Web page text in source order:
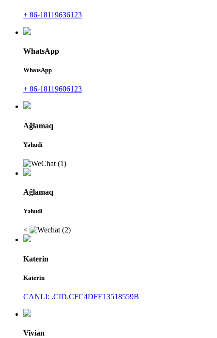
+ 86-18119636123
WhatsApp
WhatsApp
+ 86-18119606123
Ağlamaq
Yəhudi
Ağlamaq
Yəhudi
<
Katerin
Katerin
CANLI: .CID.CFC4DFE13518559B
Vivian